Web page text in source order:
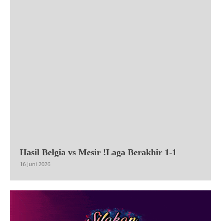
Hasil Belgia vs Mesir !Laga Berakhir 1-1
16 Juni 2026